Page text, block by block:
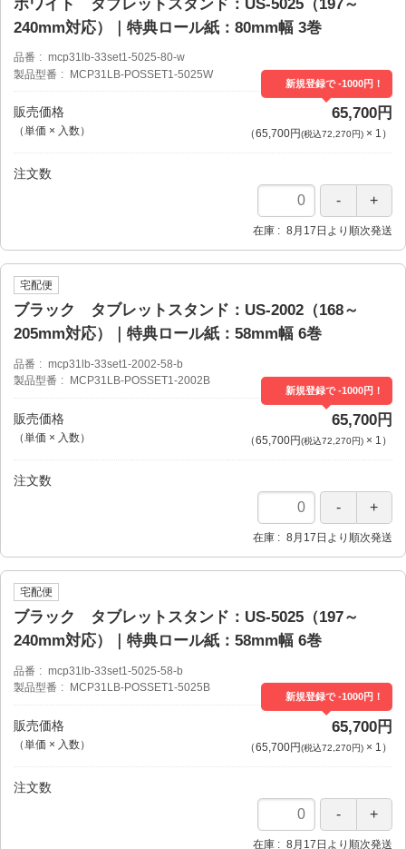
ホワイト タブレットスタンド：US-5025（197～
240mm対応）｜特典ロール紙：80mm幅 3巻
品番
mcp31lb-33set1-5025-80-w
製品型番
MCP31LB-POSSET1-5025W
販売価格
（単価 × 入数）
新規登録で -1000円！
65,700円
（65,700円(税込72,270円)× 1 ）
注文数
在庫 8月17日より順次発送
宅配便
ブラック タブレットスタンド：US-2002（168～
205mm対応）｜特典ロール紙：58mm幅 6巻
品番
mcp31lb-33set1-2002-58-b
製品型番
MCP31LB-POSSET1-2002B
販売価格
（単価 × 入数）
新規登録で -1000円！
65,700円
（65,700円(税込72,270円)× 1 ）
注文数
在庫 8月17日より順次発送
宅配便
ブラック タブレットスタンド：US-5025（197～
240mm対応）｜特典ロール紙：58mm幅 6巻
品番
mcp31lb-33set1-5025-58-b
製品型番
MCP31LB-POSSET1-5025B
販売価格
（単価 × 入数）
新規登録で -1000円！
65,700円
（65,700円(税込72,270円)× 1 ）
注文数
在庫 8月17日より順次発送